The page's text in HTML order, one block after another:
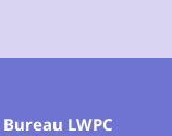
Bureau LWPC